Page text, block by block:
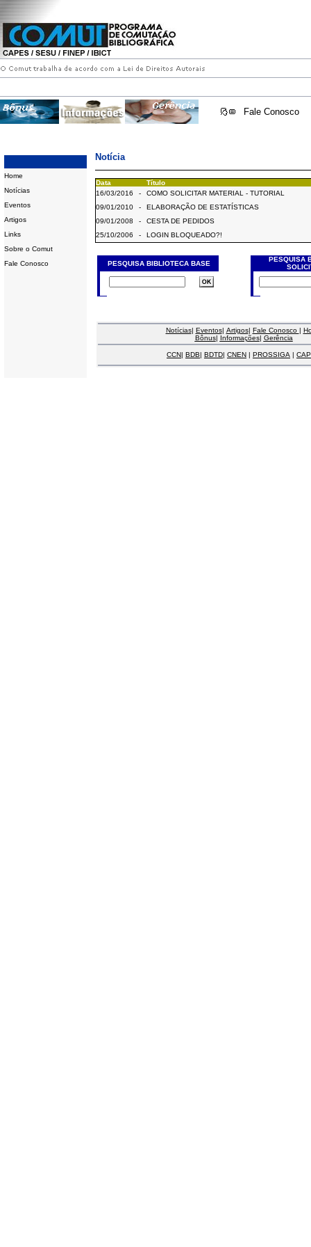
Fale Conosco
Home
Notícias
Eventos
Artigos
Links
Sobre o Comut
Fale Conosco
Notícia
Data
Título
16/03/2016
-
COMO SOLICITAR MATERIAL - TUTORIAL
09/01/2010
-
ELABORAÇÃO DE ESTATÍSTICAS
09/01/2008
-
CESTA DE PEDIDOS
25/10/2006
- LOGIN BLOQUEADO?!
PESQUISA BIBLIOTECA BASE
PESQUISA
Notícias| Eventos| Artigos| Fale Conosco |
Bônus| Informações| Gerência
CCN| BDB| BDTD| CNEN | PROSSIGA |